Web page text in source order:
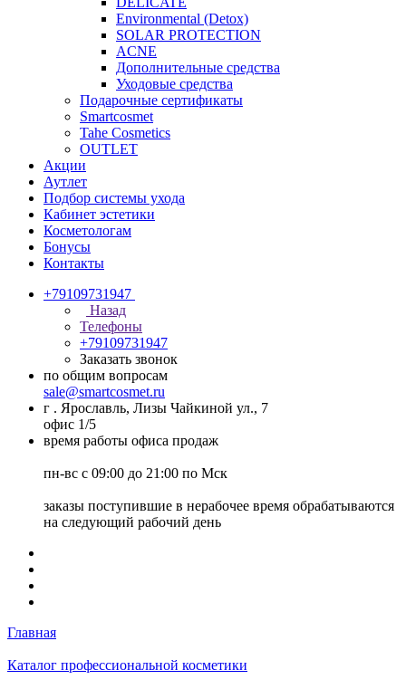
Environmental (Detox)
SOLAR PROTECTION
АCNE
Дополнительные средства
Уходовые средства
Подарочные сертификаты
Smartcosmet
Tahe Cosmetics
OUTLET
Акции
Аутлет
Подбор системы ухода
Кабинет эстетики
Косметологам
Бонусы
Контакты
+79109731947
Назад
Телефоны
+79109731947
Заказать звонок
по общим вопросам
sale@smartcosmet.ru
г . Ярославль, Лизы Чайкиной ул., 7
офис 1/5
время работы офиса продаж
пн-вс с 09:00 до 21:00 по Мск
заказы поступившие в нерабочее время обрабатываются
на следующий рабочий день
Главная
Каталог профессиональной косметики